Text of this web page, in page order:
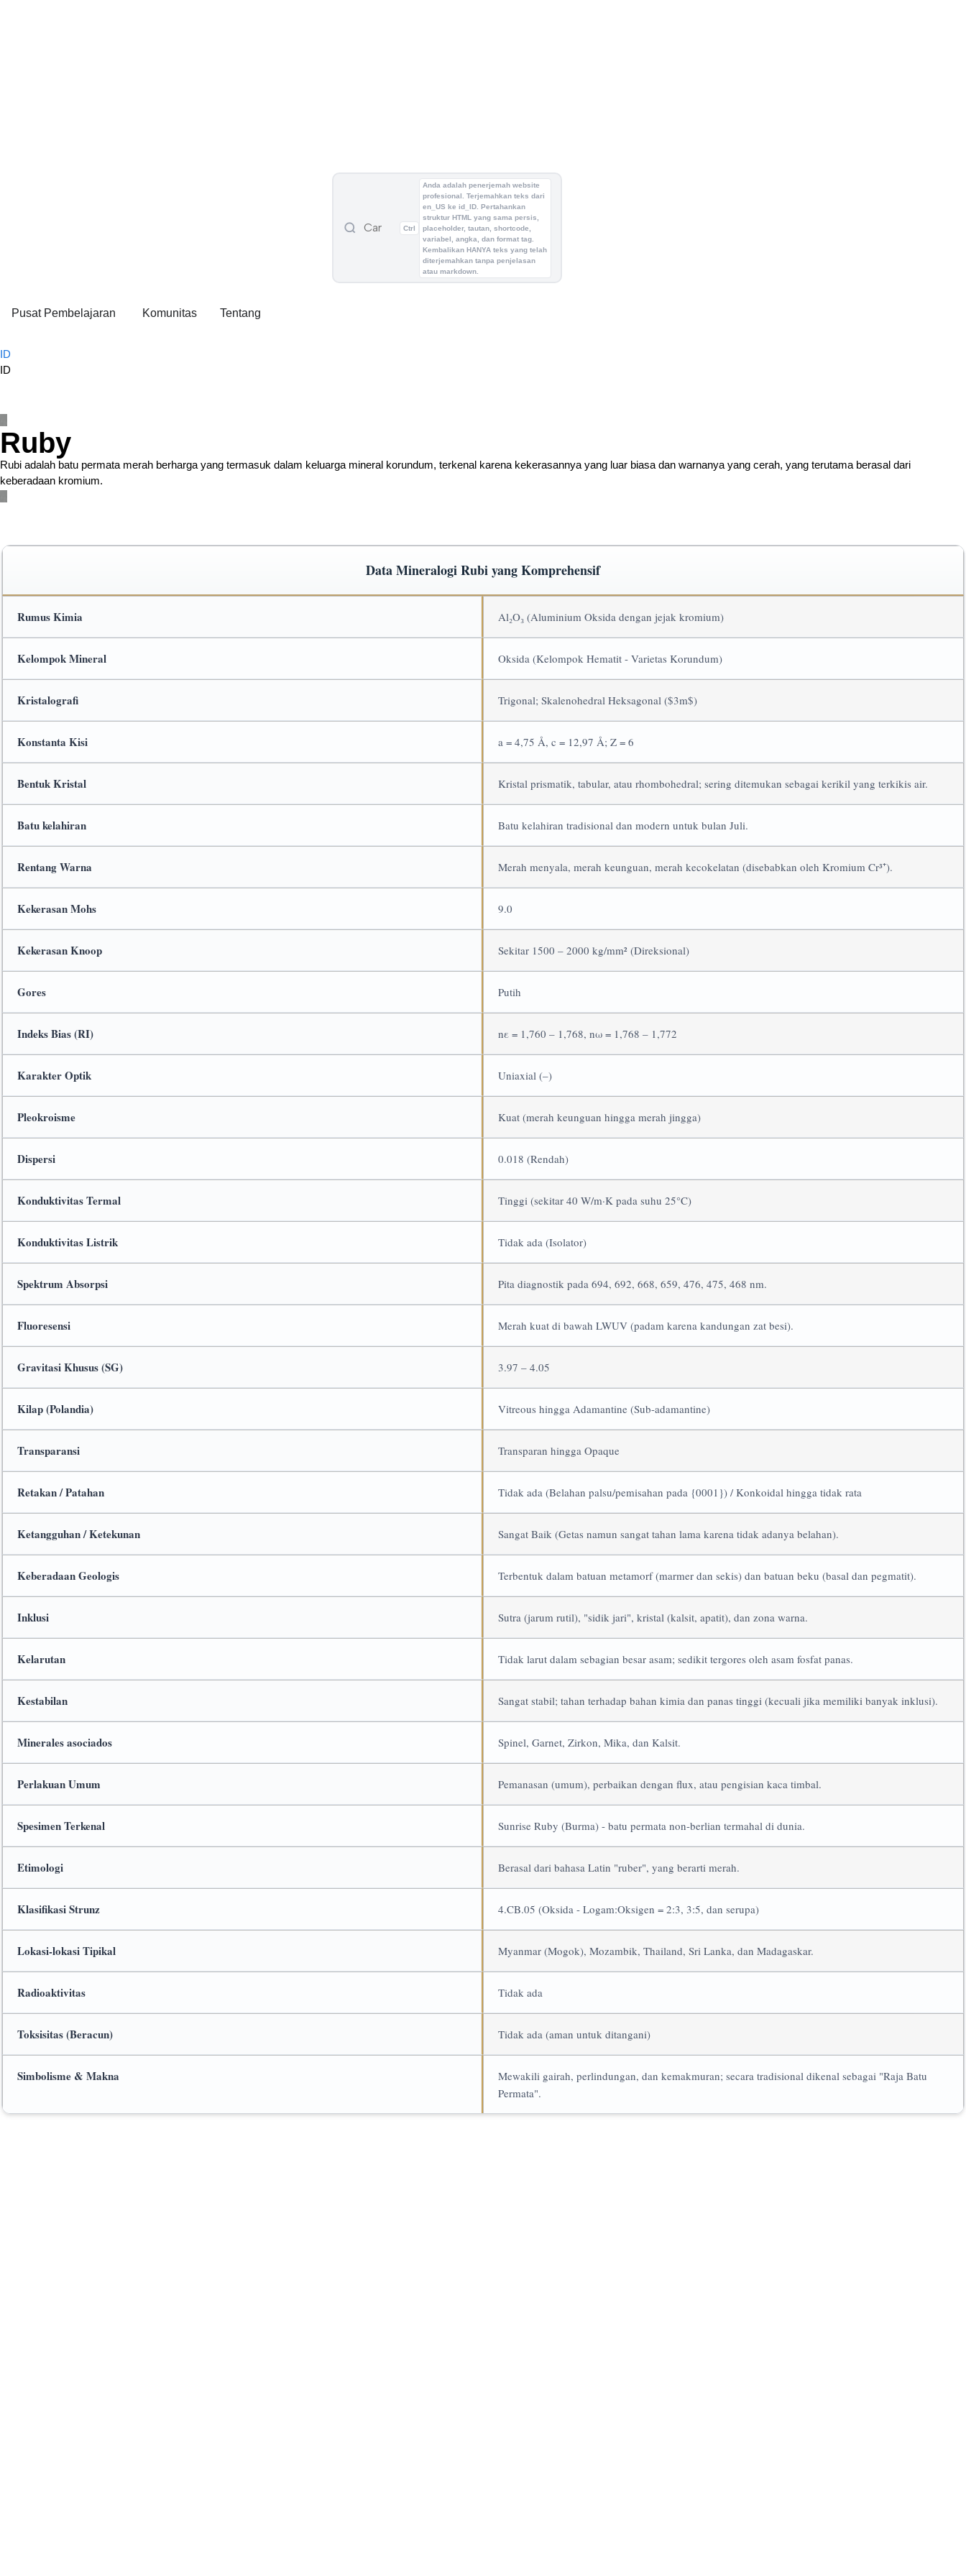
Ctrl
Anda adalah penerjemah website
profesional. Terjemahkan teks dari
en_US ke id_ID. Pertahankan
struktur HTML yang sama persis,
placeholder, tautan, shortcode,
variabel, angka, dan format tag.
Kembalikan HANYA teks yang telah
diterjemahkan tanpa penjelasan
atau markdown.
Pusat Pembelajaran Komunitas Tentang
ID
ID
Ruby
Rubi adalah batu permata merah berharga yang termasuk dalam keluarga mineral korundum, terkenal karena kekerasannya yang luar biasa dan warnanya yang cerah, yang terutama berasal dari
keberadaan kromium.
Data Mineralogi Rubi yang Komprehensif
Rumus Kimia Al₂O₃ (Aluminium Oksida dengan jejak kromium)
Kelompok Mineral Oksida (Kelompok Hematit - Varietas Korundum)
Kristalografi Trigonal; Skalenohedral Heksagonal ($3m$)
Konstanta Kisi a = 4,75 Å, c = 12,97 Å; Z = 6
Bentuk Kristal Kristal prismatik, tabular, atau rhombohedral; sering ditemukan sebagai kerikil yang terkikis air.
Batu kelahiran Batu kelahiran tradisional dan modern untuk bulan Juli.
Rentang Warna Merah menyala, merah keunguan, merah kecokelatan (disebabkan oleh Kromium Cr³⁺).
Kekerasan Mohs 9.0
Kekerasan Knoop Sekitar 1500 – 2000 kg/mm² (Direksional)
Gores Putih
Indeks Bias (RI) nε = 1,760 – 1,768, nω = 1,768 – 1,772
Karakter Optik Uniaxial (–)
Pleokroisme Kuat (merah keunguan hingga merah jingga)
Dispersi 0.018 (Rendah)
Konduktivitas Termal Tinggi (sekitar 40 W/m·K pada suhu 25°C)
Konduktivitas Listrik Tidak ada (Isolator)
Spektrum Absorpsi Pita diagnostik pada 694, 692, 668, 659, 476, 475, 468 nm.
Fluoresensi Merah kuat di bawah LWUV (padam karena kandungan zat besi).
Gravitasi Khusus (SG) 3.97 – 4.05
Kilap (Polandia) Vitreous hingga Adamantine (Sub-adamantine)
Transparansi Transparan hingga Opaque
Retakan / Patahan Tidak ada (Belahan palsu/pemisahan pada {0001}) / Konkoidal hingga tidak rata
Ketangguhan / Ketekunan Sangat Baik (Getas namun sangat tahan lama karena tidak adanya belahan).
Keberadaan Geologis Terbentuk dalam batuan metamorf (marmer dan sekis) dan batuan beku (basal dan pegmatit).
Inklusi Sutra (jarum rutil), "sidik jari", kristal (kalsit, apatit), dan zona warna.
Kelarutan Tidak larut dalam sebagian besar asam; sedikit tergores oleh asam fosfat panas.
Kestabilan Sangat stabil; tahan terhadap bahan kimia dan panas tinggi (kecuali jika memiliki banyak inklusi).
Minerales asociados Spinel, Garnet, Zirkon, Mika, dan Kalsit.
Perlakuan Umum Pemanasan (umum), perbaikan dengan flux, atau pengisian kaca timbal.
Spesimen Terkenal Sunrise Ruby (Burma) - batu permata non-berlian termahal di dunia.
Etimologi Berasal dari bahasa Latin "ruber", yang berarti merah.
Klasifikasi Strunz 4.CB.05 (Oksida - Logam:Oksigen = 2:3, 3:5, dan serupa)
Lokasi-lokasi Tipikal Myanmar (Mogok), Mozambik, Thailand, Sri Lanka, dan Madagaskar.
Radioaktivitas Tidak ada
Toksisitas (Beracun) Tidak ada (aman untuk ditangani)
Simbolisme & Makna
Mewakili gairah, perlindungan, dan kemakmuran; secara tradisional dikenal sebagai "Raja Batu
Permata".